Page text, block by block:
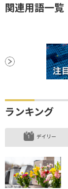
関連用語一覧
ランキング
デイリー